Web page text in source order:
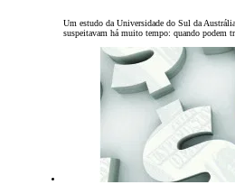
Um estudo da Universidade do Sul da
suspeitavam há muito tempo: quando podem